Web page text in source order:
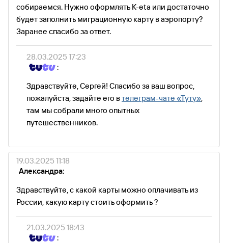
собираемся. Нужно оформлять К-eta или достаточно
будет заполнить миграционную карту в аэропорту?
Заранее спасибо за ответ.
28.03.2025 17:23
:
Здравствуйте, Сергей! Спасибо за ваш вопрос,
пожалуйста, задайте его втелеграм-чате «Туту»,
там мы собрали много опытных
путешественников.
19.03.2025 11:18
Александра:
Здравствуйте, с какой карты можно оплачивать из
России, какую карту стоить оформить ?
21.03.2025 18:43
: